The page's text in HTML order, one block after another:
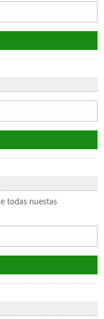
todas nuestas